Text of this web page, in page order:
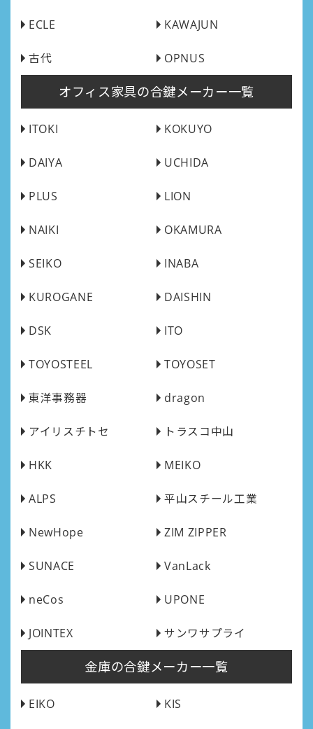
ECLE KAWAJUN
古代 OPNUS
オフィス家具の合鍵メーカー一覧
ITOKI KOKUYO
DAIYA UCHIDA
PLUS LION
NAIKI OKAMURA
SEIKO INABA
KUROGANE DAISHIN
DSK ITO
TOYOSTEEL TOYOSET
東洋事務器 dragon
アイリスチトセ トラスコ中山
HKK MEIKO
ALPS 平山スチール工業
NewHope ZIM ZIPPER
SUNACE VanLack
neCos UPONE
JOINTEX サンワサプライ
金庫の合鍵メーカー一覧
EIKO KIS